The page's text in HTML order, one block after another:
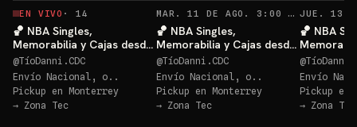
EN VIVO · 14
🏀 NBA Singles,
Memorabilia y Cajas desde
$20 🔥
@TíoDanni.CDC
Envío Nacional, o..
Pickup en Monterrey
→ Zona Tec
MAR. 11 DE AGO. 3:00 AM · 54
🏀 NBA Singles,
Memorabilia y Cajas desde
$20 🔥
@TíoDanni.CDC
Envío Nacional, o..
Pickup en Monterrey
→ Zona Tec
🏀 NBA
$20 🔥
@
Envío
Pickup en
→ Zona Tec